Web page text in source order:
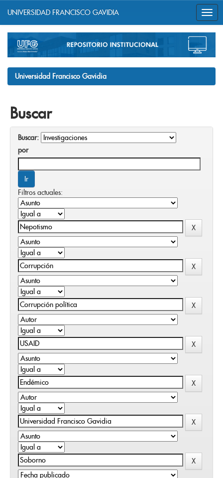
navigation
UNIVERSIDAD FRANCISCO GAVIDIA
Universidad Francisco Gavidia
Buscar
Buscar:
por
Filtros actuales: